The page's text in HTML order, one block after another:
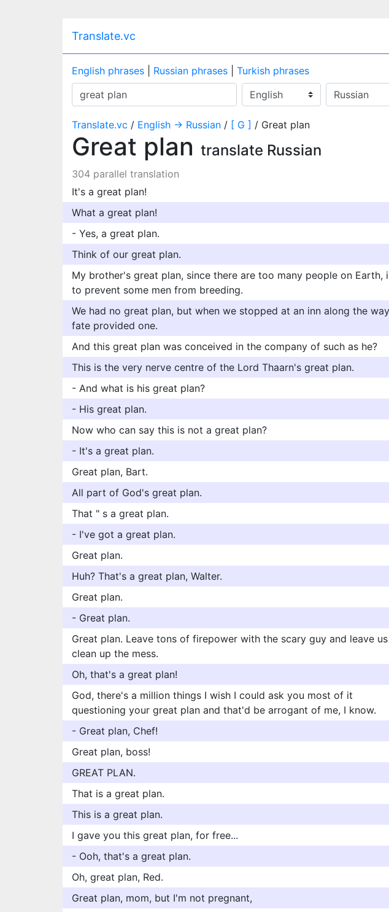
Translate.vc
English phrases Russian phrases
Turkish phrases
Translate.vc / English → Russian / [ G ] / Great plan
Great plan translate Russian
304 parallel translation
It's a great plan!
What a great plan!
- Yes, a great plan.
Think of our great plan.
My brother's great plan, since there are too many people on Earth,
to prevent some men from breeding.
We had no great plan, but when we stopped at an inn along the
fate provided one.
And this great plan was conceived in the company of such as he?
This is the very nerve centre of the Lord Thaarn's great plan.
- And what is his great plan?
- His great plan.
Now who can say this is not a great plan?
- It's a great plan.
Great plan, Bart.
All part of God's great plan.
That " s a great plan.
- I've got a great plan.
Great plan.
Huh? That's a great plan, Walter.
Great plan.
- Great plan.
Great plan. Leave tons of firepower with the scary guy and leave
clean up the mess.
Oh, that's a great plan!
God, there's a million things I wish I could ask you most of it
questioning your great plan and that'd be arrogant of me, I know.
- Great plan, Chef!
Great plan, boss!
GREAT PLAN.
That is a great plan.
This is a great plan.
I gave you this great plan, for free...
- Ooh, that's a great plan.
Oh, great plan, Red.
Great plan, mom, but I'm not pregnant,